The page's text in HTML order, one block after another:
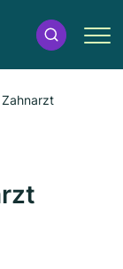
Zahnarzt